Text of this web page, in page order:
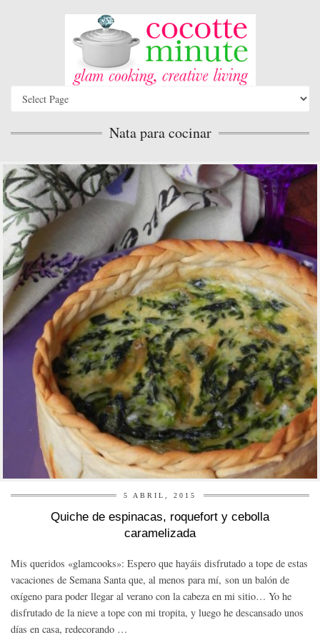
Nata para cocinar
5 ABRIL, 2015
Quiche de espinacas, roquefort y cebolla
caramelizada
Mis queridos «glamcooks»: Espero que hayáis disfrutado a tope de estas
vacaciones de Semana Santa que, al menos para mí, son un balón de
oxígeno para poder llegar al verano con la cabeza en mi sitio… Yo he
disfrutado de la nieve a tope con mi tropita, y luego he descansado unos
días en casa, redecorando …